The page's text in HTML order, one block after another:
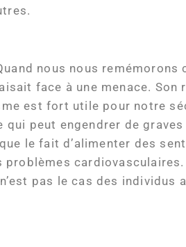
nous nous remémorons
face à une menace. Son
est fort utile pour notre
peut engendrer de
le fait d’alimenter des
cardiovasculaires.
pas le cas des individus